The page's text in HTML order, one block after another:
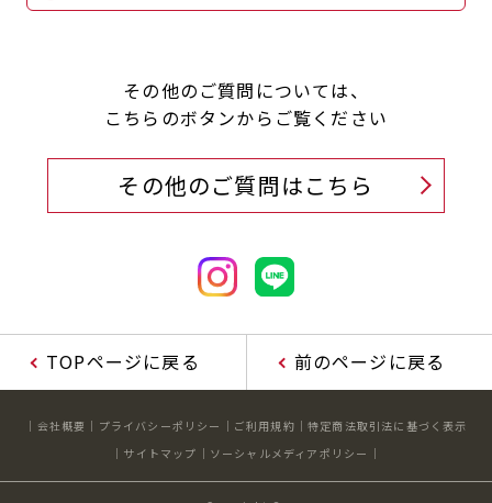
その他のご質問については、
こちらのボタンからご覧ください
その他のご質問はこちら
TOPページに戻る 前のページに戻る
会社概要 プライバシーポリシー ご利用規約
特定商法取引法に基づく表示
サイトマップ
ソーシャルメディアポリシー